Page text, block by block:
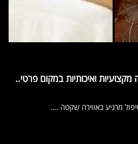
ואיכותיות במקום פרטי..
מרגיע באווירה שקטה ....